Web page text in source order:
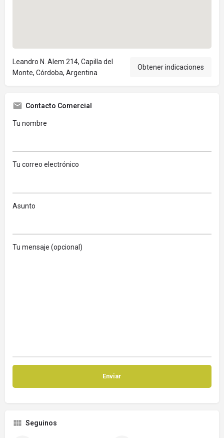
Leandro N. Alem 214, Capilla del
Monte, Córdoba, Argentina
Obtener indicaciones
Contacto Comercial
Tu nombre
Tu correo electrónico
Asunto
Tu mensaje (opcional)
Seguinos